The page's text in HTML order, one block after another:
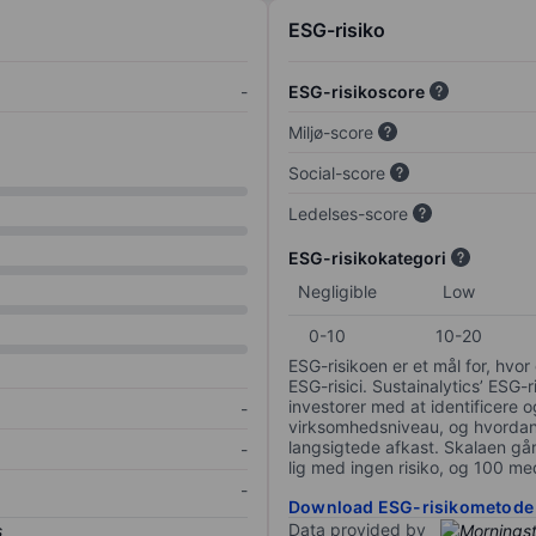
-
-
-
-
ESG-risiko
ESG-risikoscore
Miljø-score
Social-score
Ledelses-score
ESG-risikokategori
Negligible
Low
0-10
10-20
ESG-risikoen er et mål for,
ESG-risici. Sustainalytics’
investorer med at identificere
virksomhedsniveau, og
langsigtede afkast. Skalaen
lig med ingen risiko, og 100
Download ESG-risikometode
Data provided by